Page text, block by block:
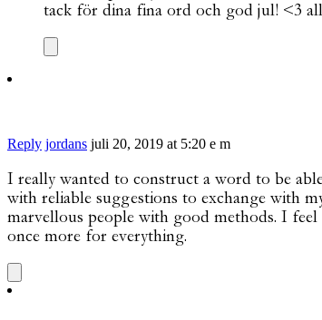
tack för dina fina ord och god jul! <3
Reply jordans juli 20, 2019 at 5:20 e m
I really wanted to construct a word to be
with reliable suggestions to exchange with
marvellous people with good methods. I
once more for everything.